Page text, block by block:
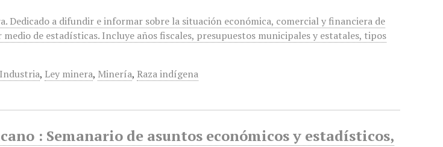
Dedicado a difundir e informar sobre la situación económica, comercial y financiera de
de estadísticas. Incluye años fiscales, presupuestos municipales y estatales, tipos
Industria, Ley minera, Minería, Raza indígena
: Semanario de asuntos económicos y estadísticos,